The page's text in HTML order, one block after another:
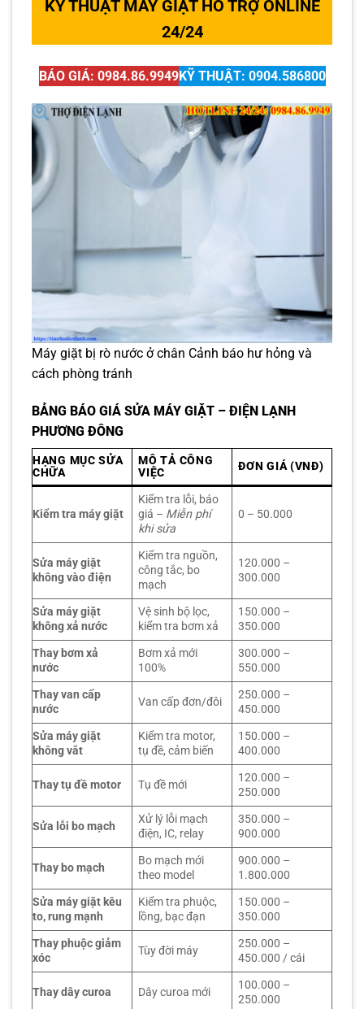
KỸ THUẬT MÁY GIẶT HỖ TRỢ ONLINE
24/24
BÁO GIÁ: 0984.86.9949KỸ THUẬT: 0904.586800
Máy giặt bị rò nước ở chân Cảnh báo hư hỏng và
cách phòng tránh
BẢNG BÁO GIÁ SỬA MÁY GIẶT – ĐIỆN LẠNH
PHƯƠNG ĐÔNG
HẠNG MỤC SỬA
CHỮA
MÔ TẢ CÔNG
VIỆC
ĐƠN GIÁ (VNĐ)
Kiểm tra máy giặt
Kiểm tra lỗi, báo
giá – Miễn phí
khi sửa
0 – 50.000
Sửa máy giặt
không vào điện
Kiểm tra nguồn,
công tắc, bo
mạch
120.000 –
300.000
Sửa máy giặt
không xả nước
Vệ sinh bộ lọc,
kiểm tra bơm xả
150.000 –
350.000
Thay bơm xả
nước
Bơm xả mới
100%
300.000 –
550.000
Thay van cấp
nước
Van cấp đơn/đôi
250.000 –
450.000
Sửa máy giặt
không vắt
Kiểm tra motor,
tụ đề, cảm biến
150.000 –
400.000
Thay tụ đề motor Tụ đề mới
120.000 –
250.000
Sửa lỗi bo mạch
Xử lý lỗi mạch
điện, IC, relay
350.000 –
900.000
Thay bo mạch
Bo mạch mới
theo model
900.000 –
1.800.000
Sửa máy giặt kêu
to, rung mạnh
Kiểm tra phuộc,
lồng, bạc đạn
150.000 –
350.000
Thay phuộc giảm
xóc
Tùy đời máy
250.000 –
450.000 / cái
Thay dây curoa Dây curoa mới
100.000 –
250.000